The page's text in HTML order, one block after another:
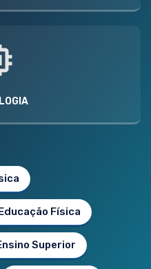
Física
Superior